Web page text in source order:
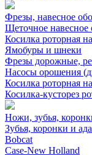
Фрезы, навесное
Щеточное
Косилка роторная
Ямобуры и шнеки
Фрезы дорожные,
Насосы орошения
Косилка роторная
Косилка-кусторез
Ножи, зубья,
Зубья, коронки и
Bobcat
Case-New Holland